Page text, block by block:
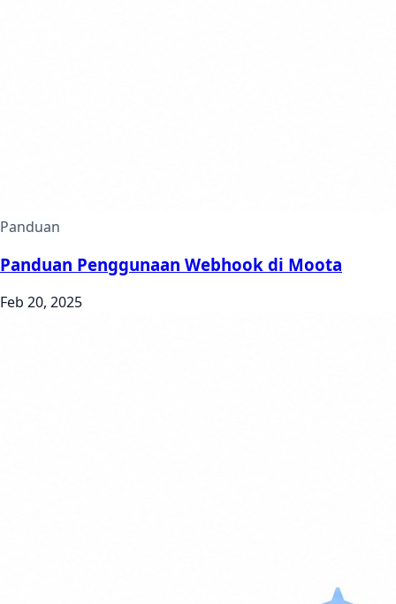
Panduan
Panduan Penggunaan Webhook di Moota
Feb 20, 2025